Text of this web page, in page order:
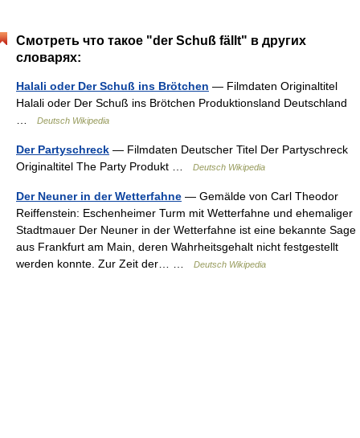
Смотреть что такое "der Schuß fällt" в других
словарях:
Halali oder Der Schuß ins Brötchen — Filmdaten Originaltitel
Halali oder Der Schuß ins Brötchen Produktionsland Deutschland
Deutsch Wikipedia
Der Partyschreck — Filmdaten Deutscher Titel Der Partyschreck
Originaltitel The Party Produkt …
Deutsch Wikipedia
Der Neuner in der Wetterfahne — Gemälde von Carl Theodor
Reiffenstein: Eschenheimer Turm mit Wetterfahne und ehemaliger
Stadtmauer Der Neuner in der Wetterfahne ist eine bekannte Sage
aus Frankfurt am Main, deren Wahrheitsgehalt nicht festgestellt
werden konnte. Zur Zeit der… …
Deutsch Wikipedia